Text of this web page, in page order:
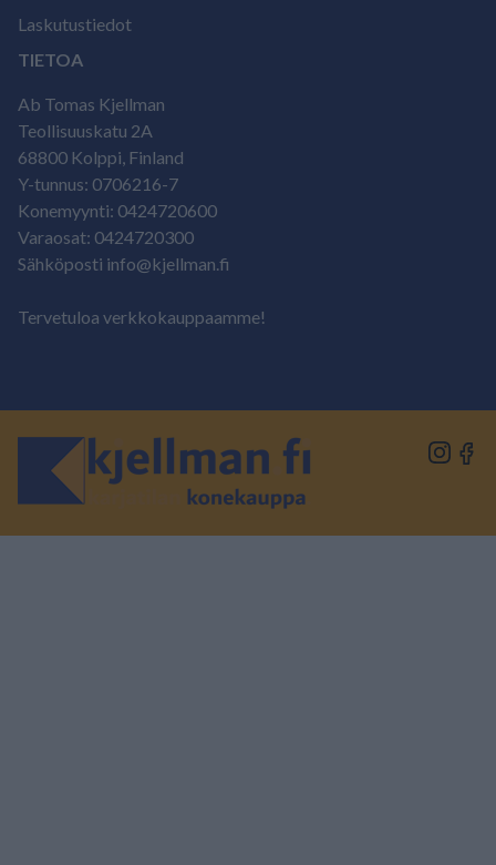
Laskutustiedot
TIETOA
Ab Tomas Kjellman
Teollisuuskatu 2A
68800 Kolppi, Finland
Y-tunnus: 0706216-7
Konemyynti: 0424720600
Varaosat: 0424720300
Sähköposti info@kjellman.fi
Tervetuloa verkkokauppaamme!